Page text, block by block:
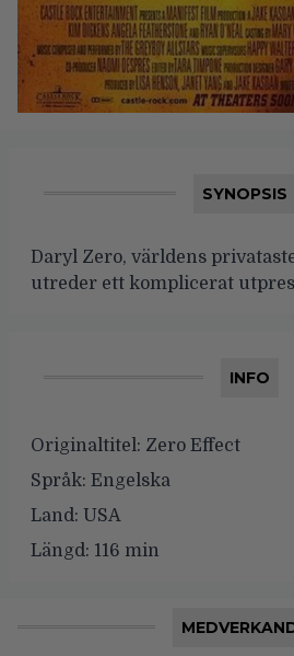
SYNOPSIS
Daryl Zero, världens
utreder ett komplicerat
INFO
Originaltitel: Zero Effect
Språk: Engelska
Land: USA
Längd: 116 min